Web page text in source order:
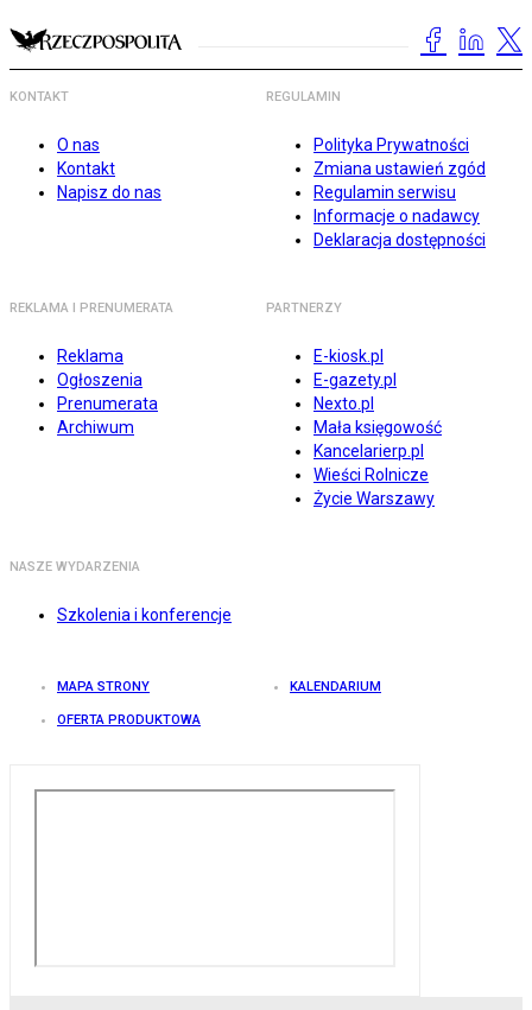
KONTAKT
O nas
Kontakt
Napisz do nas
REGULAMIN
Polityka Prywatności
Zmiana ustawień zgód
Regulamin serwisu
Informacje o nadawcy
Deklaracja dostępności
REKLAMA I PRENUMERATA
Reklama
Ogłoszenia
Prenumerata
Archiwum
PARTNERZY
E-kiosk.pl
E-gazety.pl
Nexto.pl
Mała księgowość
Kancelarierp.pl
Wieści Rolnicze
Życie Warszawy
NASZE WYDARZENIA
Szkolenia i konferencje
MAPA STRONY KALENDARIUM
OFERTA PRODUKTOWA